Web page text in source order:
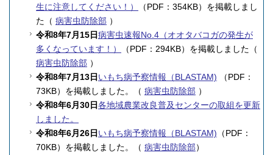
生に注意してください！）
（PDF：354KB）を掲載しまし
た（ 病害虫防除部 ）
令和8年7月15日病害虫速報No.4（オオタバコガの発生が
多くなっています！）
（PDF：294KB）を掲載しました（
病害虫防除部 ）
令和8年7月13日いもち病予察情報（BLASTAM) （PDF：
73KB）を掲載しました。（ 病害虫防除部 ）
令和8年6月30日各地域農業改良普及センターの取組を更新
しました。
令和8年6月26日いもち病予察情報（BLASTAM) （PDF：
70KB）を掲載しました。（ 病害虫防除部）